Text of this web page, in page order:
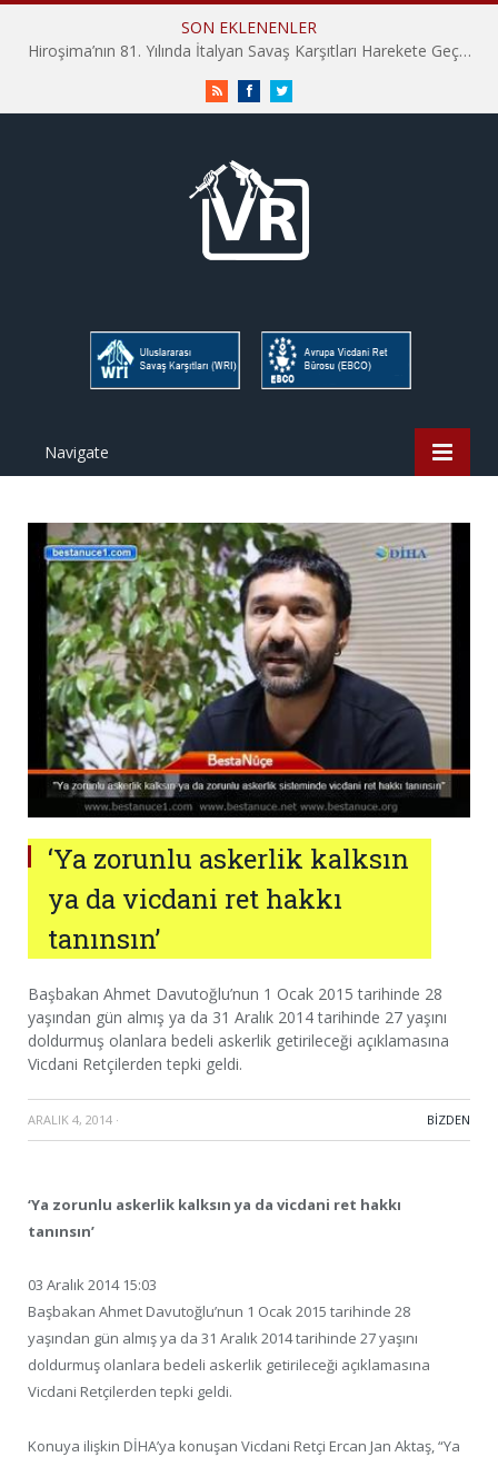
SON EKLENENLER
Hiroşima’nın 81. Yılında İtalyan Savaş Karşıtları Harekete Geçti: “Hatırlamak yeterli değil”
RSS FacebookTwitter
Navigate
‘Ya zorunlu askerlik kalksın
ya da vicdani ret hakkı
tanınsın’
Başbakan Ahmet Davutoğlu’nun 1 Ocak 2015 tarihinde 28
yaşından gün almış ya da 31 Aralık 2014 tarihinde 27 yaşını
doldurmuş olanlara bedeli askerlik getirileceği açıklamasına
Vicdani Retçilerden tepki geldi.
ARALIK 4, 2014 · BIZDEN
‘Ya zorunlu askerlik kalksın ya da vicdani ret hakkı
tanınsın’
03 Aralık 2014 15:03
Başbakan Ahmet Davutoğlu’nun 1 Ocak 2015 tarihinde 28
yaşından gün almış ya da 31 Aralık 2014 tarihinde 27 yaşını
doldurmuş olanlara bedeli askerlik getirileceği açıklamasına
Vicdani Retçilerden tepki geldi.
Konuya ilişkin DİHA’ya konuşan Vicdani Retçi Ercan Jan Aktaş, “Ya